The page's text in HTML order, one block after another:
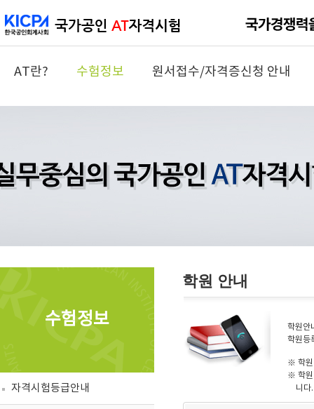
AT란? 수험정보 원서접수/자격증신청 안내
수험정보
자격시험등급안내
학원 안내
학원안
학원등
※ 학원
※ 학원
니다.